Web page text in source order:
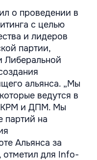
о проведении в
с целью
и лидеров
партии,
Либеральной
альянса. „Мы
ведутся в
и ДПМ. Мы
партий на
Альянса за
отметил для Info-